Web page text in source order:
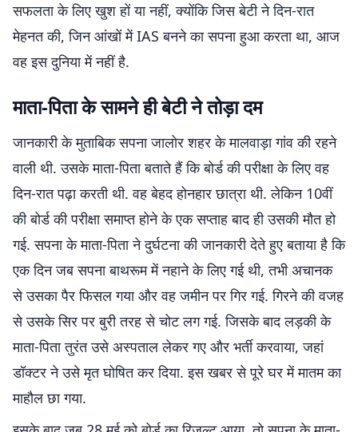
सफलता के लिए खुश हों या नहीं, क्योंकि जिस बेटी ने दिन-रात
मेहनत की, जिन आंखों में IAS बनने का सपना हुआ करता था, आज
वह इस दुनिया में नहीं है.
माता-पिता के सामने ही बेटी ने तोड़ा दम
जानकारी के मुताबिक सपना जालोर शहर के मालवाड़ा गांव की रहने
वाली थी. उसके माता-पिता बताते हैं कि बोर्ड की परीक्षा के लिए वह
दिन-रात पढ़ा करती थी. वह बेहद होनहार छात्रा थी. लेकिन 10वीं
की बोर्ड की परीक्षा समाप्त होने के एक सप्ताह बाद ही उसकी मौत हो
गई. सपना के माता-पिता ने दुर्घटना की जानकारी देते हुए बताया है कि
एक दिन जब सपना बाथरूम में नहाने के लिए गई थी, तभी अचानक
से उसका पैर फिसल गया और वह जमीन पर गिर गई. गिरने की वजह
से उसके सिर पर बुरी तरह से चोट लग गई. जिसके बाद लड़की के
माता-पिता तुरंत उसे अस्पताल लेकर गए और भर्ती करवाया, जहां
डॉक्टर ने उसे मृत घोषित कर दिया. इस खबर से पूरे घर में मातम का
माहौल छा गया.